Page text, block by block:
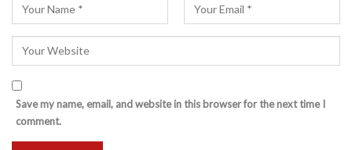
Save my name, email, and website in this browser for the next time I
comment.